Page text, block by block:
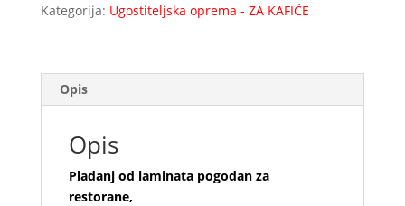
Kategorija: Ugostiteljska oprema - ZA KAFIĆE
Opis
Opis
Pladanj od laminata pogodan za
restorane,